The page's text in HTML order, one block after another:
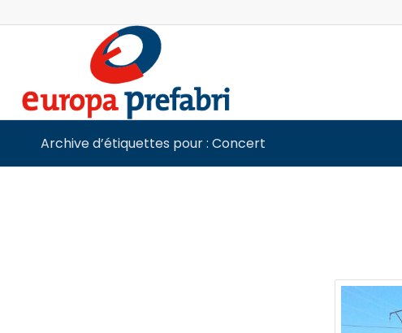
Archive d’étiquettes pour : Concert